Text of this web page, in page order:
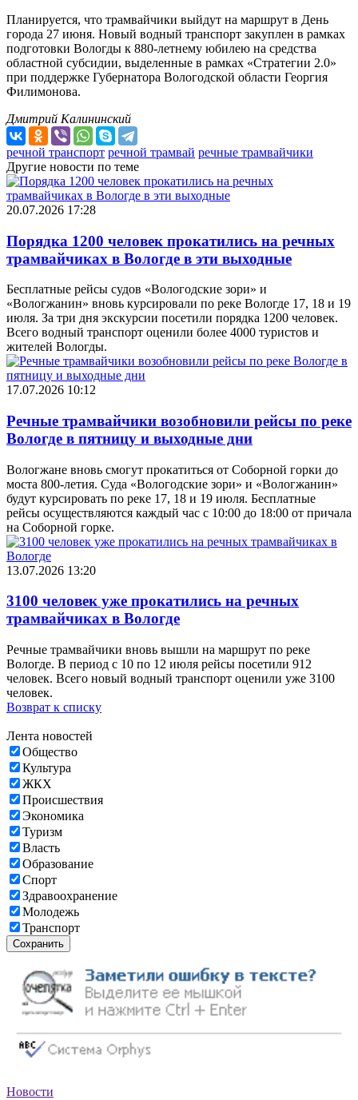
Планируется, что трамвайчики выйдут на маршрут в День
города 27 июня. Новый водный транспорт закуплен в рамках
подготовки Вологды к 880-летнему юбилею на средства
областной субсидии, выделенные в рамках «Стратегии 2.0»
при поддержке Губернатора Вологодской области Георгия
Филимонова.
Дмитрий Калининский
речной транспорт речной трамвай речные трамвайчики
Другие новости по теме
20.07.2026 17:28
Порядка 1200 человек прокатились на речных
трамвайчиках в Вологде в эти выходные
Бесплатные рейсы судов «Вологодские зори» и
«Вологжанин» вновь курсировали по реке Вологде 17, 18 и 19
июля. За три дня экскурсии посетили порядка 1200 человек.
Всего водный транспорт оценили более 4000 туристов и
жителей Вологды.
17.07.2026 10:12
Речные трамвайчики возобновили рейсы по реке
Вологде в пятницу и выходные дни
Вологжане вновь смогут прокатиться от Соборной горки до
моста 800-летия. Суда «Вологодские зори» и «Вологжанин»
будут курсировать по реке 17, 18 и 19 июля. Бесплатные
рейсы осуществляются каждый час с 10:00 до 18:00 от причала
на Соборной горке.
13.07.2026 13:20
3100 человек уже прокатились на речных
трамвайчиках в Вологде
Речные трамвайчики вновь вышли на маршрут по реке
Вологде. В период с 10 по 12 июля рейсы посетили 912
человек. Всего новый водный транспорт оценили уже 3100
человек.
Возврат к списку
Лента новостей
Общество
Культура
ЖКХ
Происшествия
Экономика
Туризм
Власть
Образование
Спорт
Здравоохранение
Молодежь
Транспорт
Сохранить
Новости